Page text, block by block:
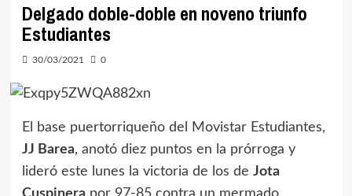
Delgado doble-doble en noveno triunfo
Estudiantes
30/03/2021 0
El base puertorriqueño del Movistar Estudiantes,
JJ Barea, anotó diez puntos en la prórroga y
lideró este lunes la victoria de los de Jota